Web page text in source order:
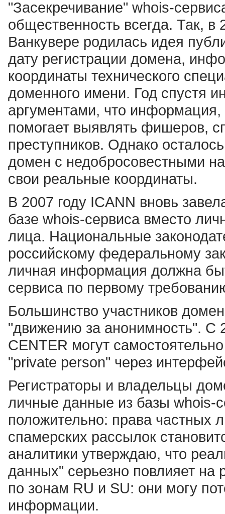
"Засекречивание" whois-
общественность всегда. Так,
Ванкувере родилась идея
дату регистрации домена,
координаты технического
доменного имени. Год спустя
аргументами, что
помогает выявлять фишеров,
преступников. Однако
домен с недобросовестными
свои реальные координаты.
В 2007 году ICANN вновь
базе whois-сервиса вместо
лица. Национальные
российскому федеральному
личная информация должна
сервиса по первому
Большинство участников
"движению за анонимность". С
CENTER могут
"private person" через
Регистраторы и владельцы
личные данные из базы whois-
положительно: права частных
спамерских рассылок
аналитики утверждаю, что
данных" серьезно повлияет на
по зонам RU и SU: они могу
информации.